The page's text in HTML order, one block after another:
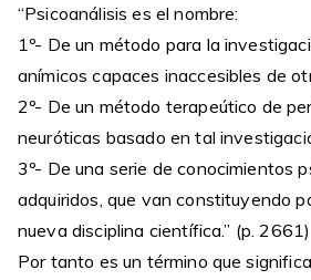
“Psicoanálisis es el nombre:
1º- De un método para la
anímicos capaces inaccesibles de
2º- De un método terapeútico de
neuróticas basado en tal
3º- De una serie de conocimientos
adquiridos, que van constituyendo
nueva disciplina científica.” (p. 2661)
Por tanto es un término que